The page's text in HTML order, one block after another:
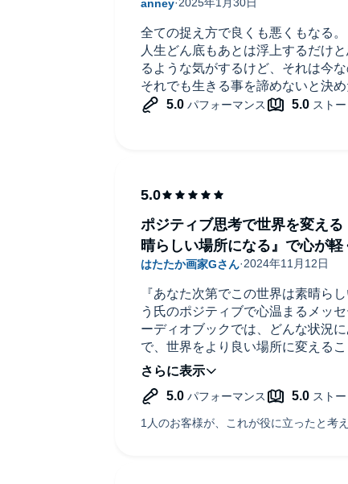
全ての捉え方で良くも悪くもなる。
人生どん底もあとは浮上するだけ
るような気がするけど、それは今な
それでも生きる事を諦めないと決め
『あなた次第でこの世界は素晴ら
う氏のポジティブで心温まるメッ
ーディオブックでは、どんな状況
で、世界をより良い場所に変える
れています。約4時間24分の再生時
がたっぷり詰まっています。
ひすい氏の言葉は、非常にシンプ
ポジティブ思考で世界を変え
晴らしい場所になる』で心が軽